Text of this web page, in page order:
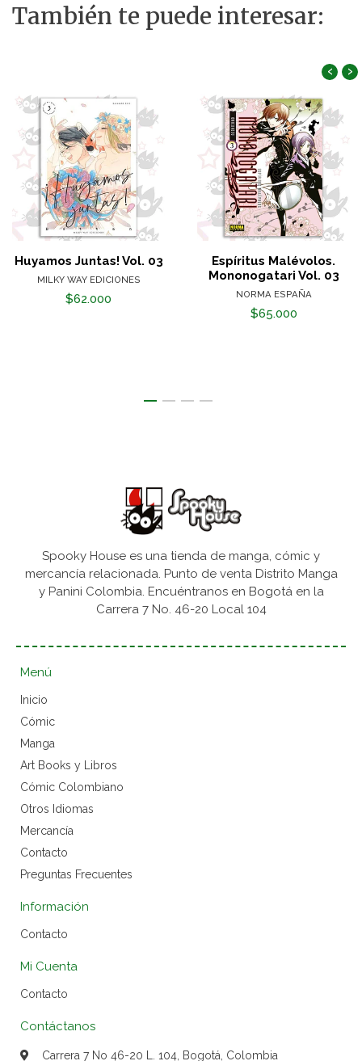
También te puede interesar:
Huyamos Juntas! Vol. 03
MILKY WAY EDICIONES
$62.000
Espíritus Malévolos.
Mononogatari Vol. 03
NORMA ESPAÑA
$65.000
‹ ›
Spooky House es una tienda de manga, cómic y
mercancía relacionada. Punto de venta Distrito Manga
y Panini Colombia. Encuéntranos en Bogotá en la
Carrera 7 No. 46-20 Local 104
Menú
Inicio
Cómic
Manga
Art Books y Libros
Cómic Colombiano
Otros Idiomas
Mercancía
Contacto
Preguntas Frecuentes
Información
Contacto
Mi Cuenta
Contacto
Contáctanos
Carrera 7 No 46-20 L. 104, Bogotá, Colombia